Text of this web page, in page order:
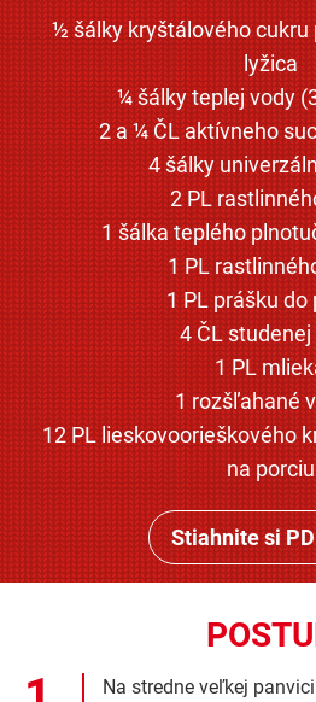
½ šálky kryštálového cukru
lyžica
¼ šálky teplej vody
2 a ¼ ČL aktívneho
4 šálky
2 PL
1 šálka teplého
1 PL
1 PL prášku do
4 ČL studenej
1 PL
1 rozšľahané
12 PL lieskovoorieškového
na porciu
Stiahnite si
Na stredne veľkej